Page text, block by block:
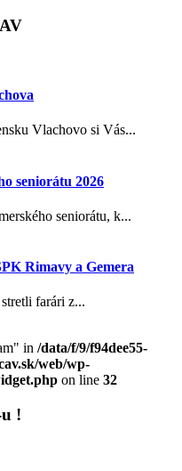
Vlachovo si Vás...
seniorátu 2026
seniorátu, k...
Rimavy a Gemera
farári z...
in /data/f/9/f94dee55-
web/wp-
on line 32
!